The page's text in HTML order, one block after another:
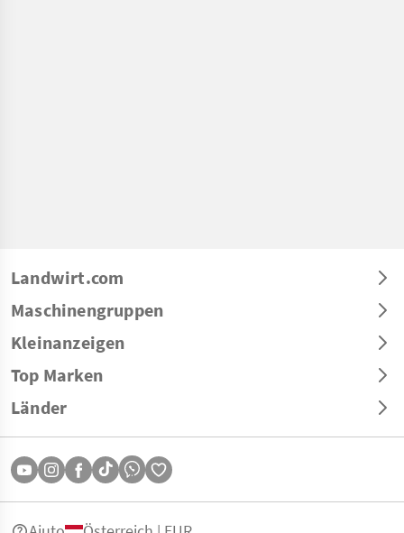
Landwirt.com
Maschinengruppen
Kleinanzeigen
Top Marken
Länder